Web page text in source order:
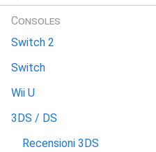
Consoles
Switch 2
Switch
Wii U
3DS / DS
Recensioni 3DS